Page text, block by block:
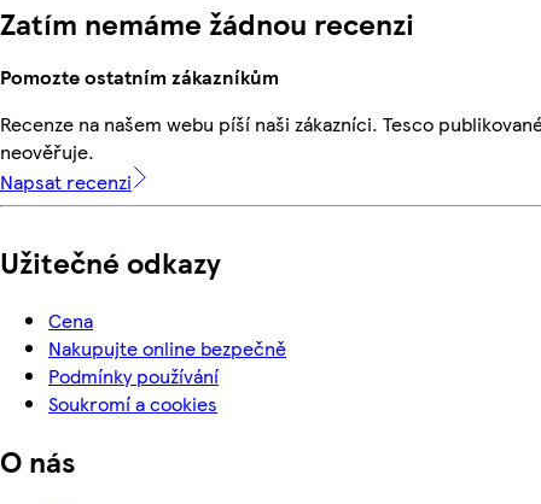
Zatím nemáme žádnou recenzi
Pomozte ostatním zákazníkům
Recenze na našem webu píší naši zákazníci. Tesco
neověřuje.
Napsat recenzi
Užitečné odkazy
Cena
Nakupujte online bezpečně
Podmínky používání
Soukromí a cookies
O nás